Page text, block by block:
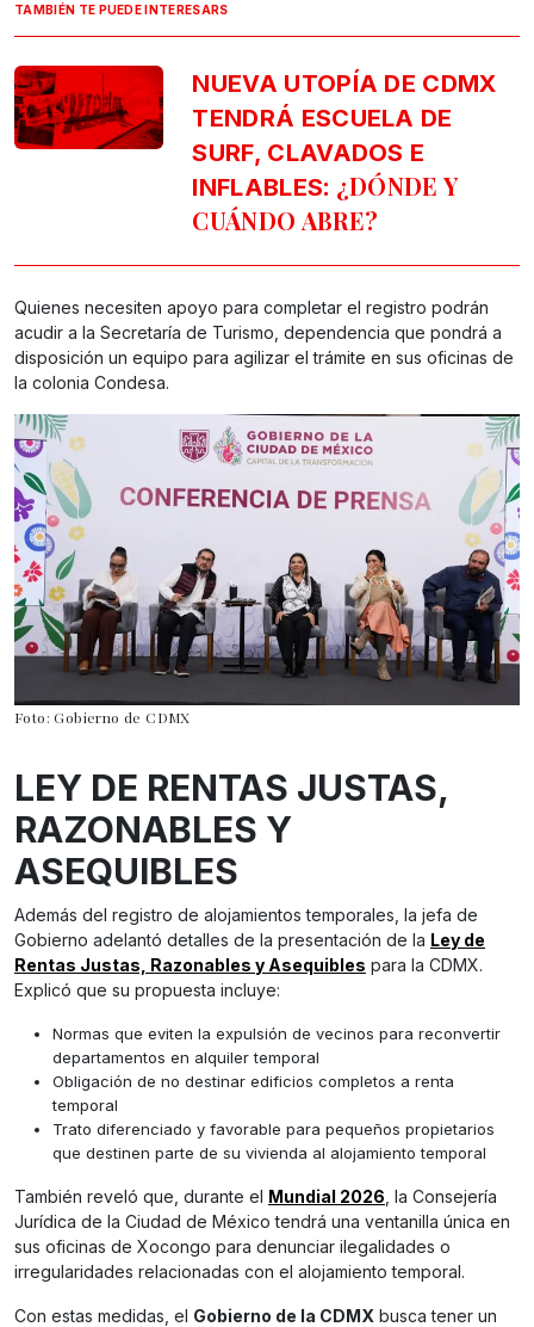
TAMBIÉN TE PUEDE INTERESARS
NUEVA UTOPÍA DE CDMX
TENDRÁ ESCUELA DE
SURF, CLAVADOS E
INFLABLES: ¿DÓNDE Y
CUÁNDO ABRE?
Quienes necesiten apoyo para completar el registro podrán
acudir a la Secretaría de Turismo, dependencia que pondrá a
disposición un equipo para agilizar el trámite en sus oficinas de
la colonia Condesa.
Foto: Gobierno de CDMX
LEY DE RENTAS JUSTAS,
RAZONABLES Y
ASEQUIBLES
Además del registro de alojamientos temporales, la jefa de
Gobierno adelantó detalles de la presentación de la Ley de
Rentas Justas, Razonables y Asequibles para la CDMX.
Explicó que su propuesta incluye:
Normas que eviten la expulsión de vecinos para reconvertir
departamentos en alquiler temporal
Obligación de no destinar edificios completos a renta
temporal
Trato diferenciado y favorable para pequeños propietarios
que destinen parte de su vivienda al alojamiento temporal
También reveló que, durante el Mundial 2026 , la Consejería
Jurídica de la Ciudad de México tendrá una ventanilla única en
sus oficinas de Xocongo para denunciar ilegalidades o
irregularidades relacionadas con el alojamiento temporal.
Con estas medidas, el Gobierno de la CDMX busca tener un